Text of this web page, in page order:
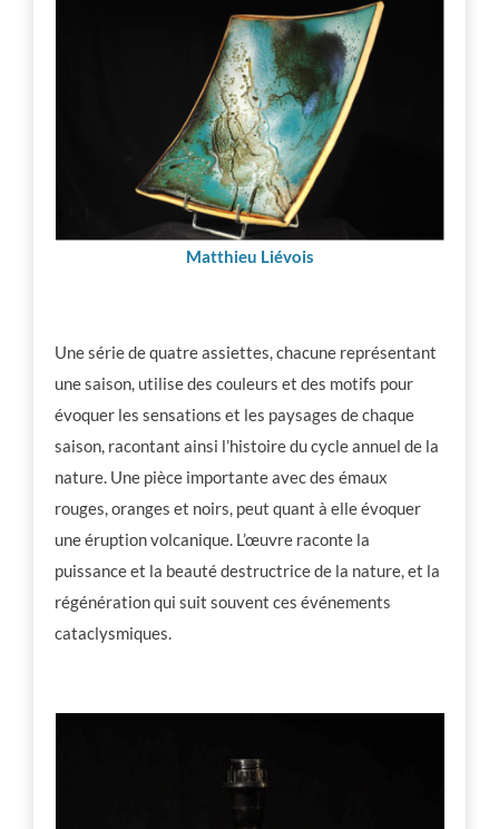
Matthieu Liévois
Une série de quatre assiettes, chacune représentant
une saison, utilise des couleurs et des motifs pour
évoquer les sensations et les paysages de chaque
saison, racontant ainsi l’histoire du cycle annuel de la
nature. Une pièce importante avec des émaux
rouges, oranges et noirs, peut quant à elle évoquer
une éruption volcanique. L’œuvre raconte la
puissance et la beauté destructrice de la nature, et la
régénération qui suit souvent ces événements
cataclysmiques.